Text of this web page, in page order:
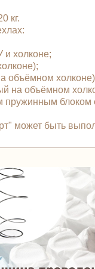
кг.
и холконе;
объёмном
на объёмном
может быть